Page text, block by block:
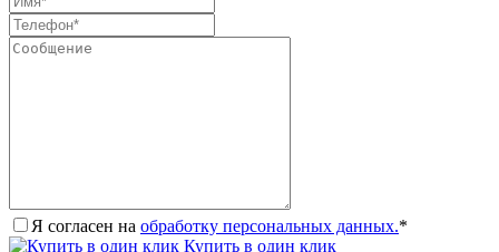
Я согласен на обработку персональных данных.*
Купить в один клик